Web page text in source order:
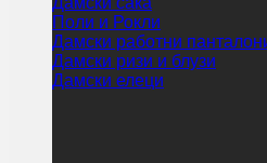
Поли и Рокли
Дамски работни
Дамски ризи и блузи
Дамски елеци